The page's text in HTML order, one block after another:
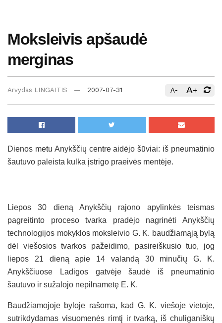
Moksleivis apšaudė
merginas
Arvydas LINGAITIS 2007-07-31 A- A+
Dienos metu Anykščių centre aidėjo šūviai: iš pneumatinio
šautuvo paleista kulka įstrigo praeivės mentėje.
Liepos 30 dieną Anykščių rajono apylinkės teismas
pagreitinto proceso tvarka pradėjo nagrinėti Anykščių
technologijos mokyklos moksleivio G. K. baudžiamąją bylą
dėl viešosios tvarkos pažeidimo, pasireiškusio tuo, jog
liepos 21 dieną apie 14 valandą 30 minučių G. K.
Anykščiuose Ladigos gatvėje šaudė iš pneumatinio
šautuvo ir sužalojo nepilnametę E. K.
Baudžiamojoje byloje rašoma, kad G. K. viešoje vietoje,
sutrikdydamas visuomenės rimtį ir tvarką, iš chuliganiškų